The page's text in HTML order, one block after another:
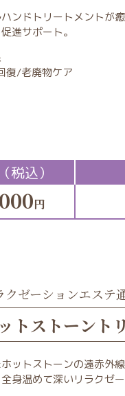
ンドトリートメントが
進サポート。
復/老廃物ケア
税込）
円
クゼーションエステ
トストーント
ットストーンの遠赤外
身温めて深いリラクゼー